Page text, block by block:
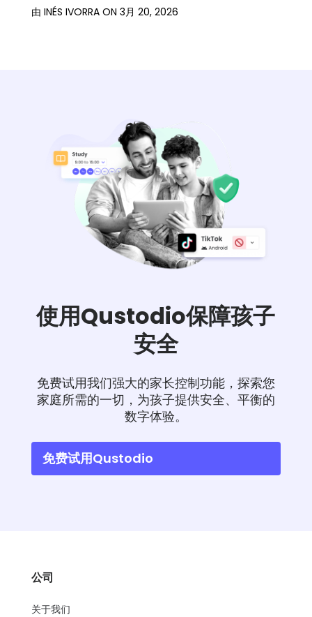
由 INÉS IVORRAON 3月 20, 2026
使用Qustodio保障孩子
安全
免费试用我们强大的家长控制功能，探索您
家庭所需的一切，为孩子提供安全、平衡的
数字体验。
免费试用Qustodio
公司
关于我们